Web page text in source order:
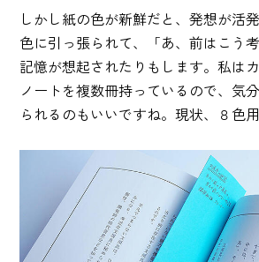
しかし紙の色が新鮮だと、発想が活
色に引っ張られて、「あ、前はこう
記憶が想起されたりもします。私は
ノートを複数冊持っているので、気
られるのもいいですね。現状、８色